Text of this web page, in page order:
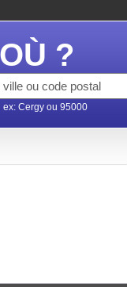
OÙ ?
ex: Cergy ou 95000